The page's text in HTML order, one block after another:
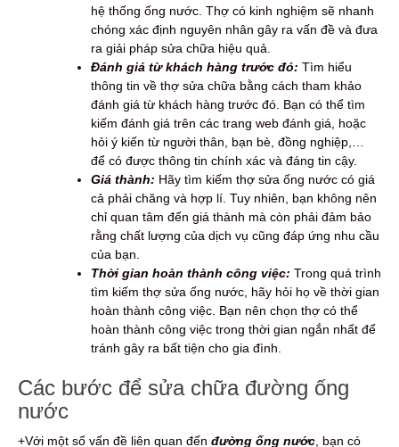
hệ thống ống nước. Thợ có kinh nghiệm sẽ nhanh
chóng xác định nguyên nhân gây ra vấn đề và đưa
ra giải pháp sửa chữa hiệu quả.
Đánh giá từ khách hàng trước đó: Tìm hiểu
thông tin về thợ sửa chữa bằng cách tham khảo
đánh giá từ khách hàng trước đó. Bạn có thể tìm
kiếm đánh giá trên các trang web đánh giá, hoặc
hỏi ý kiến từ người thân, bạn bè, đồng nghiệp,…
để có được thông tin chính xác và đáng tin cậy.
Giá thành: Hãy tìm kiếm thợ sửa ống nước có giá
cả phải chăng và hợp lí. Tuy nhiên, bạn không nên
chỉ quan tâm đến giá thành mà còn phải đảm bảo
rằng chất lượng của dịch vụ cũng đáp ứng nhu cầu
của bạn.
Thời gian hoàn thành công việc: Trong quá trình
tìm kiếm thợ sửa ống nước, hãy hỏi họ về thời gian
hoàn thành công việc. Bạn nên chọn thợ có thể
hoàn thành công việc trong thời gian ngắn nhất để
tránh gây ra bất tiện cho gia đình.
Các bước để sửa chữa đường ống
nước
+Với một số vấn đề liên quan đến đường ống nước , bạn có